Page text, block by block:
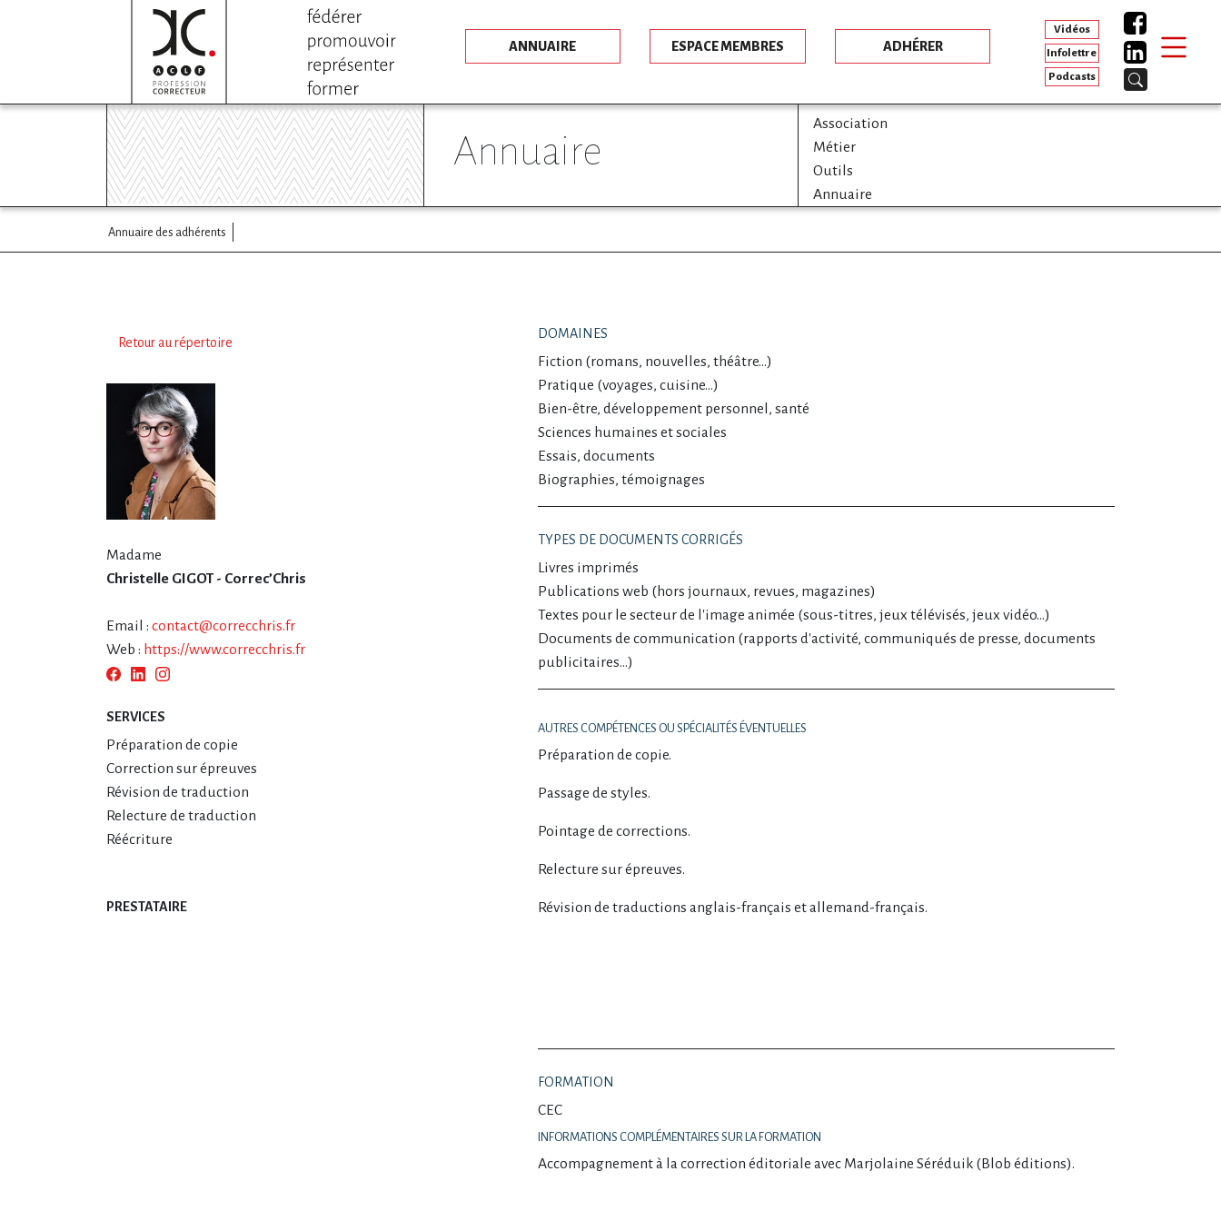
ANNUAIRE ESPACE MEMBRES ADHÉRER
Vidéos
Infolettre
Podcasts
annuaire
Association
Métier
Outils
Annuaire
Annuaire des adhérents
Retour au répertoire
Madame
Christelle GIGOT - Correc’Chris
Email : contact@correcchris.fr
Web : https://www.correcchris.fr
SERVICES
Préparation de copie
Correction sur épreuves
Révision de traduction
Relecture de traduction
Réécriture
PRESTATAIRE
DOMAINES
Fiction (romans, nouvelles, théâtre…)
Pratique (voyages, cuisine…)
Bien-être, développement personnel, santé
Sciences humaines et sociales
Essais, documents
Biographies, témoignages
TYPES DE DOCUMENTS CORRIGÉS
Livres imprimés
Publications web (hors journaux, revues, magazines)
Textes pour le secteur de l'image animée (sous-titres, jeux télévisés, jeux vidéo…)
Documents de communication (rapports d'activité, communiqués de presse, documents
publicitaires…)
AUTRES COMPÉTENCES OU SPÉCIALITÉS ÉVENTUELLES
Préparation de copie.
Passage de styles.
Pointage de corrections.
Relecture sur épreuves.
Révision de traductions anglais-français et allemand-français.
FORMATION
CEC
INFORMATIONS COMPLÉMENTAIRES SUR LA FORMATION
Accompagnement à la correction éditoriale avec Marjolaine Séréduik (Blob éditions).